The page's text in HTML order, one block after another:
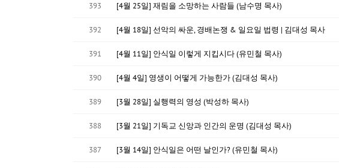
393 [4월 25일] 재림을 소망하는 사람들 (남수명 목사)
392 [4월 18일] 선악의 싸운, 경배논쟁 & 일요일 법령 | 김대성 목사
391 [4월 11일] 안식일 이렇게 지킵시다 (유민철 목사)
390 [4월 4일] 영생이 어떻게 가능한가 (김대성 목사)
389 [3월 28일] 실행력의 영성 (박성하 목사)
388 [3월 21일] 기독교 신앙과 인간의 운명 (김대성 목사)
387 [3월 14일] 안식일은 어떤 날인가? (유민철 목사)